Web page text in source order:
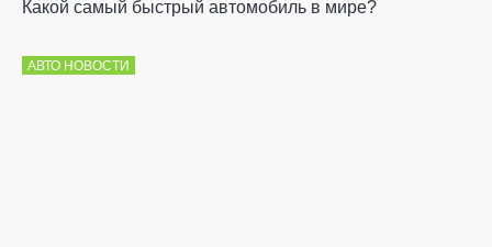
Какой самый быстрый автомобиль в мире?
АВТО НОВОСТИ